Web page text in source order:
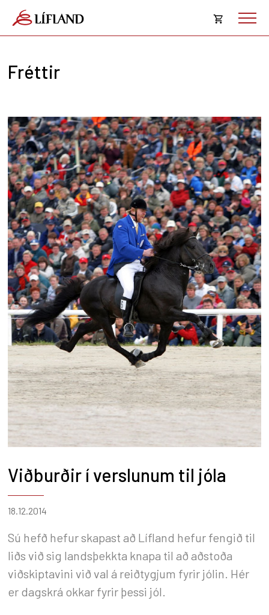
Opna
Karfan þín
Karfan er tóm.
Fréttir
Viðburðir í verslunum til jóla
18.12.2014
Sú hefð hefur skapast að Lífland hefur fengið til
liðs við sig landsþekkta knapa til að aðstoða
viðskiptavini við val á reiðtygjum fyrir jólin. Hér
er dagskrá okkar fyrir þessi jól.